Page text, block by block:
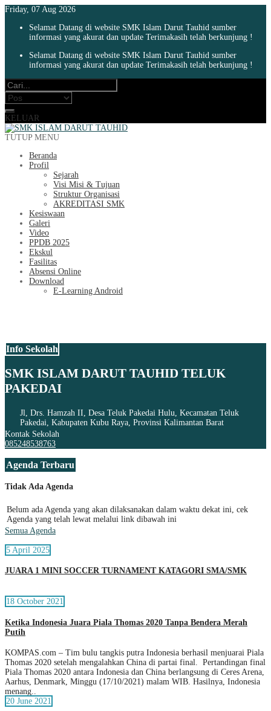
Friday, 07 Aug 2026
Selamat Datang di website SMK Islam Darut Tauhid sumber
informasi yang akurat dan update Terimakasih telah berkunjung !
Selamat Datang di website SMK Islam Darut Tauhid sumber
informasi yang akurat dan update Terimakasih telah berkunjung !
KELUAR
TUTUP MENU
Beranda
Profil
Sejarah
Visi Misi & Tujuan
Struktur Organisasi
AKREDITASI SMK
Kesiswaan
Galeri
Video
PPDB 2025
Ekskul
Fasilitas
Absensi Online
Download
E-Learning Android
Info Sekolah
SMK ISLAM DARUT TAUHID TELUK
PAKEDAI
Jl, Drs. Hamzah II, Desa Teluk Pakedai Hulu, Kecamatan Teluk
Pakedai, Kabupaten Kubu Raya, Provinsi Kalimantan Barat
Kontak Sekolah
085248538763
Agenda Terbaru
Tidak Ada Agenda
Belum ada Agenda yang akan dilaksanakan dalam waktu dekat ini, cek
Agenda yang telah lewat melalui link dibawah ini
Semua Agenda
5 April 2025
JUARA 1 MINI SOCCER TURNAMENT KATAGORI SMA/SMK
18 October 2021
Ketika Indonesia Juara Piala Thomas 2020 Tanpa Bendera Merah
Putih
KOMPAS.com – Tim bulu tangkis putra Indonesia berhasil menjuarai Piala
Thomas 2020 setelah mengalahkan China di partai final. Pertandingan final
Piala Thomas 2020 antara Indonesia dan China berlangsung di Ceres Arena,
Aarhus, Denmark, Minggu (17/10/2021) malam WIB. Hasilnya, Indonesia
menang..
20 June 2021